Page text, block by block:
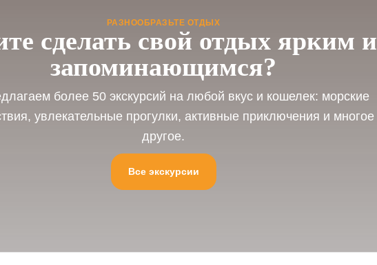
РАЗНООБРАЗЬТЕ ОТДЫХ
сделать свой отдых ярким и
запоминающимся?
более 50 экскурсий на любой вкус и кошелек: морские
увлекательные прогулки, активные приключения и многое
другое.
Все экскурсии